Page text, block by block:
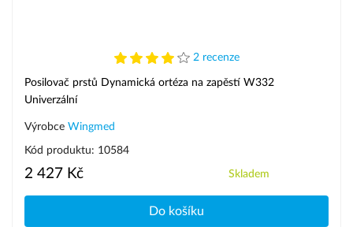
2 recenze
Posilovač prstů Dynamická ortéza na zapěstí W332
Univerzální
Výrobce Wingmed
Kód produktu: 10584
2 427 Kč Skladem
Do košíku